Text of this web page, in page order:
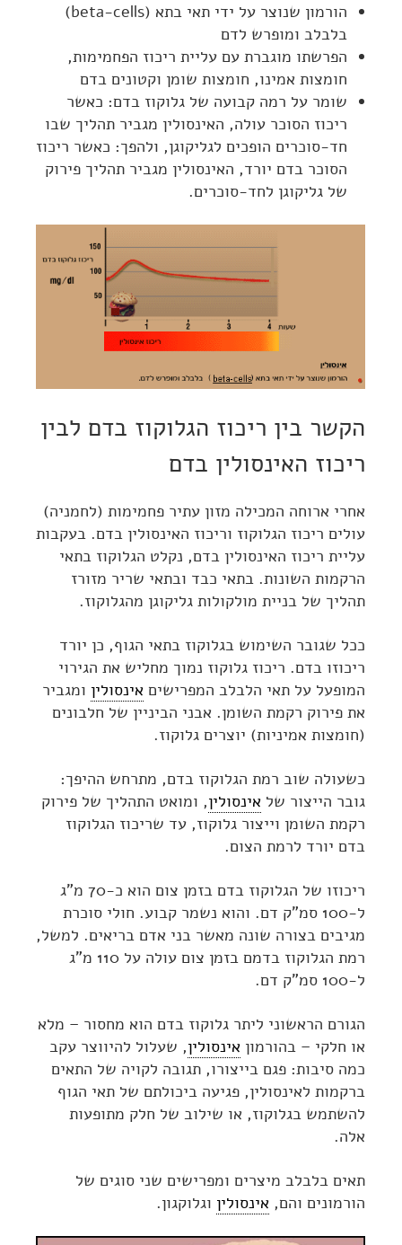
הורמון שנוצר על ידי תאי בתא (beta-cells)
בלבלב ומופרש לדם
הפרשתו מוגברת עם עליית ריכוז הפחמימות,
חומצות אמינו, חומצות שומן וקטונים בדם
שומר על רמה קבועה של גלוקוז בדם: כאשר
ריכוז הסוכר עולה, האינסולין מגביר תהליך שבו
חד-סוכרים הופכים לגליקוגן, ולהפך: כאשר ריכוז
הסוכר בדם יורד, האינסולין מגביר תהליך פירוק
של גליקוגן לחד-סוכרים.
הקשר בין ריכוז הגלוקוז בדם לבין
ריכוז האינסולין בדם
אחרי ארוחה המכילה מזון עתיר פחמימות (לחמניה)
עולים ריכוז הגלוקוז וריכוז האינסולין בדם. בעקבות
עליית ריכוז האינסולין בדם, נקלט הגלוקוז בתאי
הרקמות השונות. בתאי כבד ובתאי שריר מזורז
תהליך של בניית מולקולות גליקוגן מהגלוקוז.
ככל שגובר השימוש בגלוקוז בתאי הגוף, כן יורד
ריכוזו בדם. ריכוז גלוקוז נמוך מחליש את הגירוי
המופעל על תאי הלבלב המפרישים אינסולין ומגביר
את פירוק רקמת השומן. אבני הביניין של חלבונים
(חומצות אמיניות) יוצרים גלוקוז.
כשעולה שוב רמת הגלוקוז בדם, מתרחש ההיפך:
גובר הייצור של אינסולין, ומואט התהליך של פירוק
רקמת השומן וייצור גלוקוז, עד שריכוז הגלוקוז
בדם יורד לרמת הצום.
ריכוזו של הגלוקוז בדם בזמן צום הוא כ-70 מ"ג
ל-100 סמ"ק דם. והוא נשמר קבוע. חולי סוכרת
מגיבים בצורה שונה מאשר בני אדם בריאים. למשל,
רמת הגלוקוז בדמם בזמן צום עולה על 110 מ"ג
ל-100 סמ"ק דם.
הגורם הראשוני ליתר גלוקוז בדם הוא מחסור – מלא
או חלקי – בהורמון אינסולין, שעלול להיווצר עקב
כמה סיבות: פגם בייצורו, תגובה לקויה של התאים
ברקמות לאינסולין, פגיעה ביכולתם של תאי הגוף
להשתמש בגלוקוז, או שילוב של חלק מתופעות
אלה.
תאים בלבלב מיצרים ומפרישים שני סוגים של
הורמונים והם, אינסולין וגלוקגון.